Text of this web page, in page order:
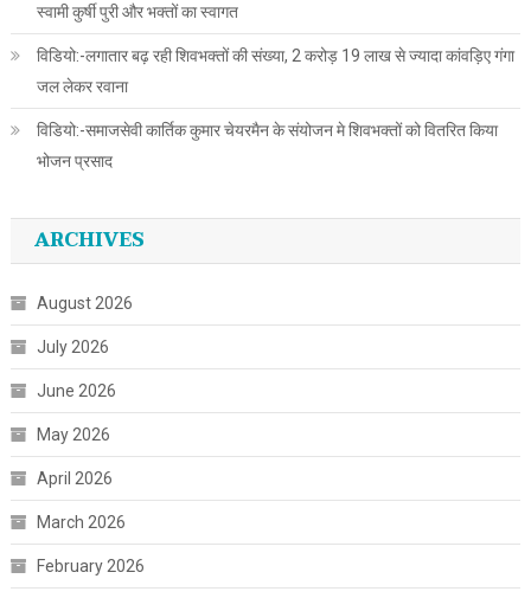
स्वामी कुर्षी पुरी और भक्तों का स्वागत
विडियो:-लगातार बढ़ रही शिवभक्तों की संख्या, 2 करोड़ 19 लाख से ज्यादा कांवड़िए गंगा
जल लेकर रवाना
विडियो:-समाजसेवी कार्तिक कुमार चेयरमैन के संयोजन मे शिवभक्तों को वितरित किया
भोजन प्रसाद
ARCHIVES
August 2026
July 2026
June 2026
May 2026
April 2026
March 2026
February 2026